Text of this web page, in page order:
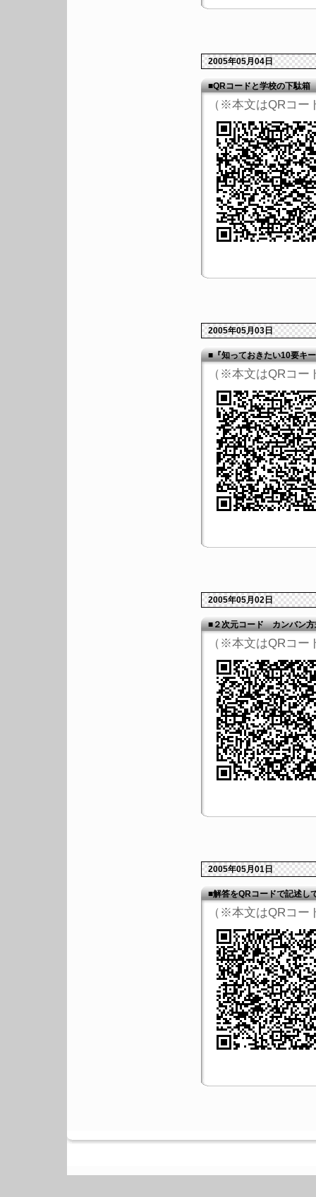
2005年05月04日
■QRコードと学校の下駄箱
（※本文はQRコー
2005年05月03日
■『知っておきたい10要キ
（※本文はQRコー
2005年05月02日
■２次元コード カンバン方
（※本文はQRコー
2005年05月01日
■解答をQRコードで記述し
（※本文はQRコー